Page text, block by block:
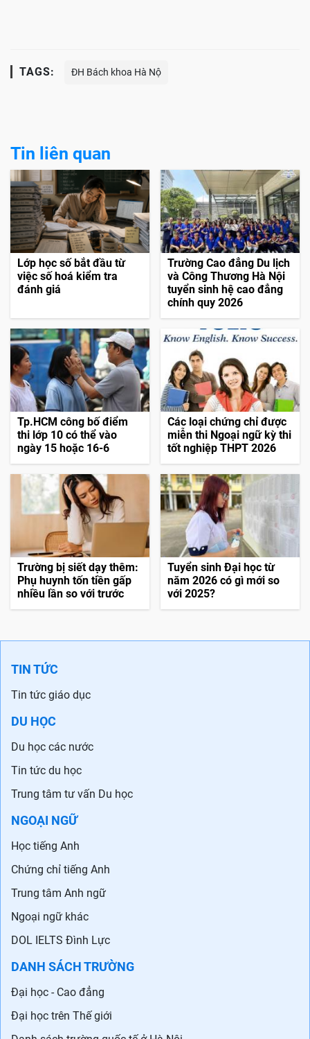
TAGS: ĐH Bách khoa Hà Nộ
Tin liên quan
Lớp học số bắt đầu từ
việc số hoá kiểm tra
đánh giá
Trường Cao đẳng Du lịch
và Công Thương Hà Nội
tuyển sinh hệ cao đẳng
chính quy 2026
Tp.HCM công bố điểm
thi lớp 10 có thể vào
ngày 15 hoặc 16-6
Các loại chứng chỉ được
miễn thi Ngoại ngữ kỳ thi
tốt nghiệp THPT 2026
Trường bị siết dạy thêm:
Phụ huynh tốn tiền gấp
nhiều lần so với trước
Tuyển sinh Đại học từ
năm 2026 có gì mới so
với 2025?
TIN TỨC
Tin tức giáo dục
DU HỌC
Du học các nước
Tin tức du học
Trung tâm tư vấn Du học
NGOẠI NGỮ
Học tiếng Anh
Chứng chỉ tiếng Anh
Trung tâm Anh ngữ
Ngoại ngữ khác
DOL IELTS Đình Lực
DANH SÁCH TRƯỜNG
Đại học - Cao đẳng
Đại học trên Thế giới